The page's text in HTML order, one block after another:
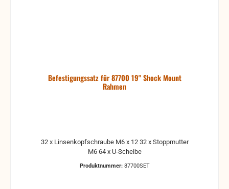
Befestigungssatz für 87700 19" Shock Mount
Rahmen
32 x Linsenkopfschraube M6 x 12 32 x Stoppmutter
M6 64 x U-Scheibe
Produktnummer: 87700SET